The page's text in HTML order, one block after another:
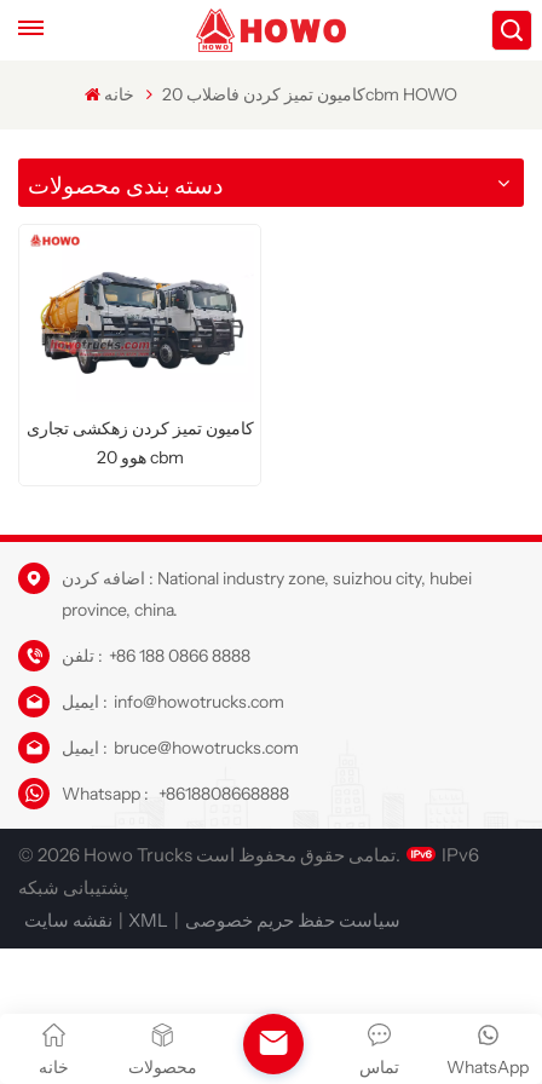
خانه کامیون تمیز کردن فاضلاب 20cbm HOWO
دسته بندی محصولات
کامیون تمیز کردن زهکشی تجاری
هوو 20 cbm
اضافه کردن : National industry zone, suizhou city, hubei
province, china.
تلفن : +86 188 0866 8888
ایمیل : info@howotrucks.com
ایمیل : bruce@howotrucks.com
Whatsapp : +8618808668888
© 2026 Howo Trucks تمامی حقوق محفوظ است.
IPv6
پشتیبانی شبکه
نقشه سایت | XML | سیاست حفظ حریم خصوصی
خانه محصولات WhatsApp تماس